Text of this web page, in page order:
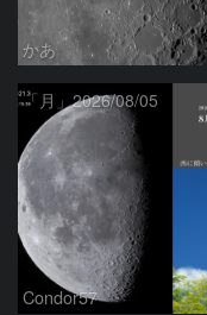
かあ
「月」2026/08/05
Condor57